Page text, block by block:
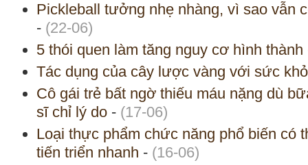
Pickleball tưởng nhẹ nhàng, vì sao vẫn
- (22-06)
5 thói quen làm tăng nguy cơ hình
Tác dụng của cây lược vàng với sức
Cô gái trẻ bất ngờ thiếu máu nặng dù
sĩ chỉ lý do - (17-06)
Loại thực phẩm chức năng phổ biến có
tiến triển nhanh - (16-06)